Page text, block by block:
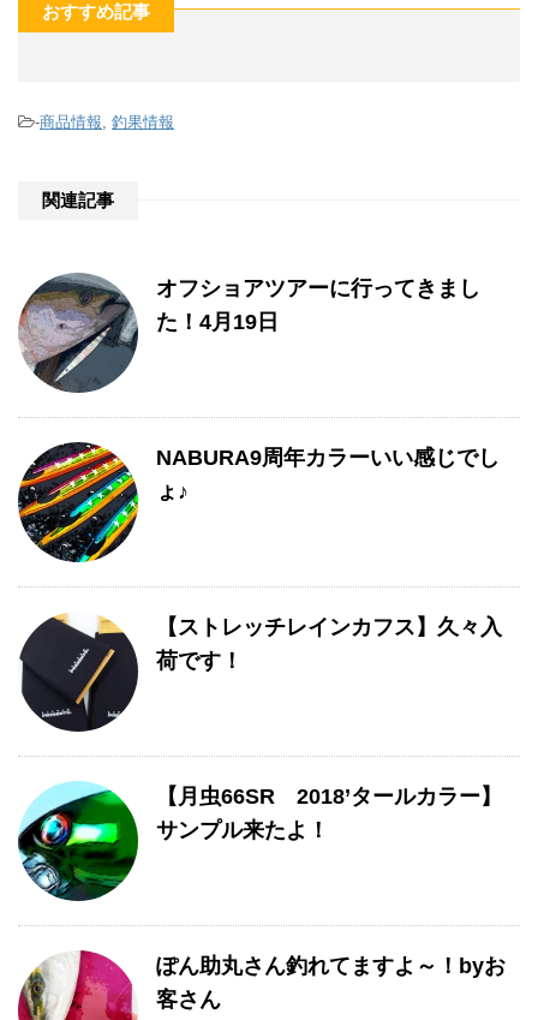
おすすめ記事
-商品情報, 釣果情報
関連記事
オフショアツアーに行ってきまし
た！4月19日
NABURA9周年カラーいい感じでし
ょ♪
【ストレッチレインカフス】久々入
荷です！
【月虫66SR 2018’タールカラー】
サンプル来たよ！
ぽん助丸さん釣れてますよ～！byお
客さん